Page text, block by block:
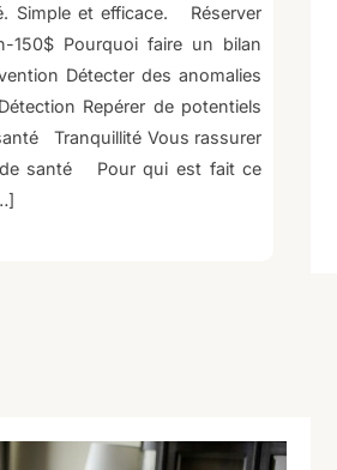
Simple et efficace. Réserver
150$ Pourquoi faire un bilan
Détecter des anomalies
Repérer de potentiels
Tranquillité Vous rassurer
santé Pour qui est fait ce